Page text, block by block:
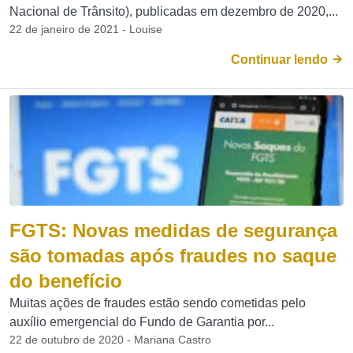
Nacional de Trânsito), publicadas em dezembro de 2020,...
22 de janeiro de 2021 - Louise
Continuar lendo
FGTS: Novas medidas de segurança
são tomadas após fraudes no saque
do benefício
Muitas ações de fraudes estão sendo cometidas pelo
auxílio emergencial do Fundo de Garantia por...
22 de outubro de 2020 - Mariana Castro